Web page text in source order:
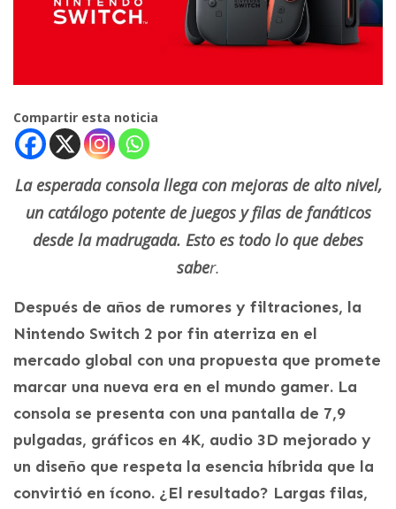
Compartir esta noticia
La esperada consola llega con mejoras de alto nivel,
un catálogo potente de juegos y filas de fanáticos
desde la madrugada. Esto es todo lo que debes
saber.
Después de años de rumores y filtraciones, la
Nintendo Switch 2 por fin aterriza en el
mercado global con una propuesta que promete
marcar una nueva era en el mundo gamer. La
consola se presenta con una pantalla de 7,9
pulgadas, gráficos en 4K, audio 3D mejorado y
un diseño que respeta la esencia híbrida que la
convirtió en ícono. ¿El resultado? Largas filas,